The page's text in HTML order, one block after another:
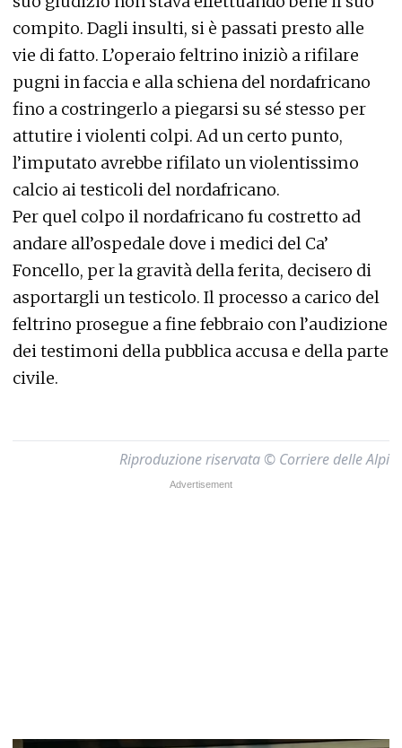
compito. Dagli insulti, si è passati presto alle
vie di fatto. L’operaio feltrino iniziò a rifilare
pugni in faccia e alla schiena del nordafricano
fino a costringerlo a piegarsi su sé stesso per
attutire i violenti colpi. Ad un certo punto,
l’imputato avrebbe rifilato un violentissimo
calcio ai testicoli del nordafricano.
Per quel colpo il nordafricano fu costretto ad
andare all’ospedale dove i medici del Ca’
Foncello, per la gravità della ferita, decisero di
asportargli un testicolo. Il processo a carico del
feltrino prosegue a fine febbraio con l’audizione
dei testimoni della pubblica accusa e della parte
civile.
Riproduzione riservata © Corriere delle Alpi